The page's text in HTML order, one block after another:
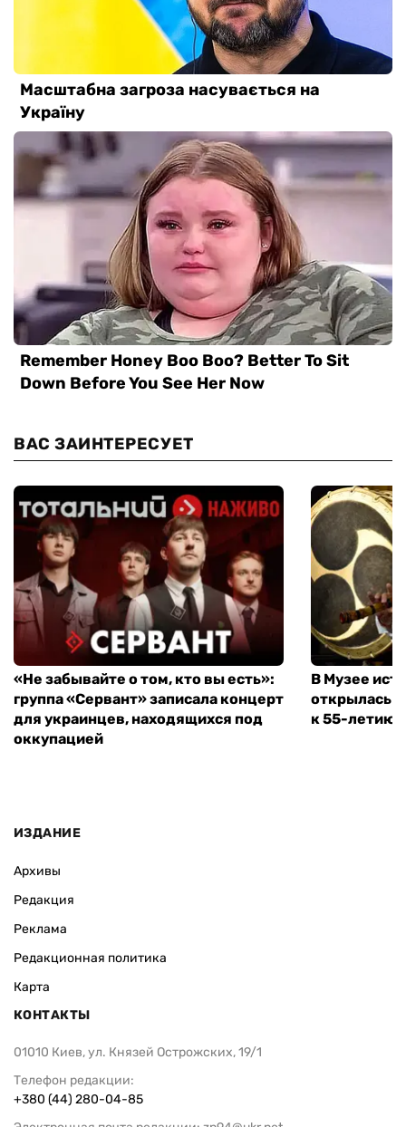
ВАС ЗАИНТЕРЕСУЕТ
«Не забывайте о том, кто вы есть»:
группа «Сервант» записала концерт
для украинцев, находящихся под
оккупацией
В Музее
открылась
к 55-летию
ИЗДАНИЕ
Архивы
Редакция
Реклама
Редакционная политика
Карта
КОНТАКТЫ
01010 Киев, ул. Князей Острожских, 19/1
Телефон редакции:
+380 (44) 280-04-85